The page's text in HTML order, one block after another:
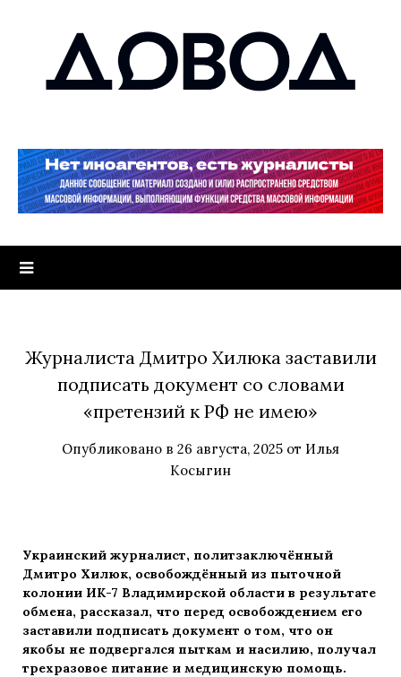
Журналиста Дмитро Хилюка заставили
подписать документ со словами
«претензий к РФ не имею»
Опубликовано в 26 августа, 2025 от Илья
Косыгин
Украинский журналист, политзаключённый
Дмитро Хилюк, освобождённый из пыточной
колонии ИК-7 Владимирской области в результате
обмена, рассказал, что перед освобождением его
заставили подписать документ о том, что он
якобы не подвергался пыткам и насилию, получал
трехразовое питание и медицинскую помощь.